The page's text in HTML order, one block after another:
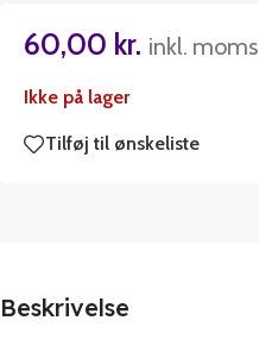
60,00 kr. inkl. moms
Ikke på lager
Tilføj til ønskeliste
Beskrivelse